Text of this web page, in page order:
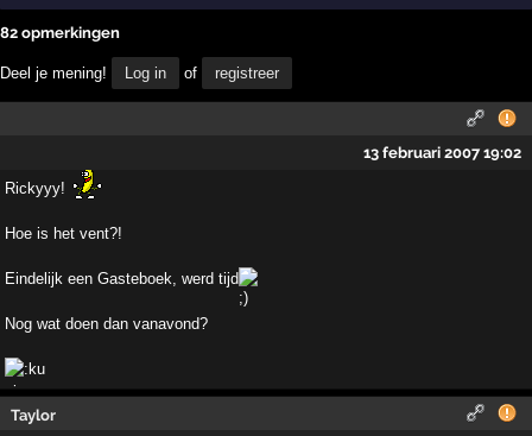
82 opmerkingen
Deel je mening! Log in of registreer
13 februari 2007 19:02
Rickyyy!
Hoe is het vent?!
Eindelijk een Gasteboek, werd tijd
Nog wat doen dan vanavond?
Taylor